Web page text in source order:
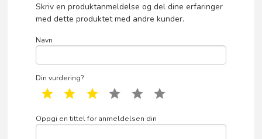
Skriv en produktanmeldelse og del dine erfaringer
med dette produktet med andre kunder.
Navn
Din vurdering?
1 star 2 star 3 star 4 star 5 star
Oppgi en tittel for anmeldelsen din